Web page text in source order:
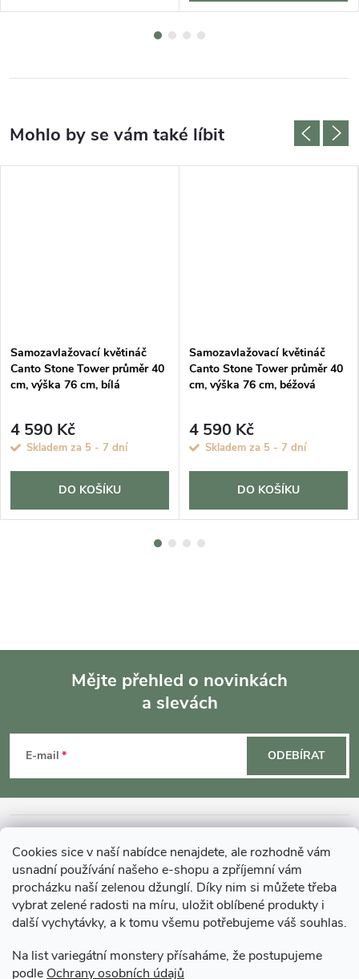
Cookies sice v naší nabídce nenajdete, ale rozhodně vám
usnadní používání našeho e-shopu a zpříjemní vám
procházku naší zelenou džunglí. Díky nim si můžete třeba
vybrat zelené radosti na míru, uložit oblíbené produkty i
další vychytávky, a k tomu všemu potřebujeme váš souhlas.
Na list variegátní monstery přísaháme, že postupujeme
podle Ochrany osobních údajů
Samozavlažovací květináč
Canto Stone Tower průměr 40
cm, výška 76 cm, bílá
4 590 Kč
Skladem za 5 - 7 dní
DO KOŠÍKU
Samozavlažovací květináč
Canto Stone Tower průměr 40
cm, výška 76 cm, béžová
4 590 Kč
Skladem za 5 - 7 dní
DO KOŠÍKU
p
a
Mějte přehled o novinkách
a slevách
E-mail ODEBÍRAT
MOHLO BY VÁS ZAJÍMAT
O GARDNERS
Gardners Design - Projekt, realizace a údržba zahrad a interiérů